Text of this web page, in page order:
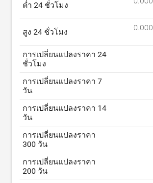
ต่ำ 24 ชั่วโมง
สูง 24 ชั่วโมง
การเปลี่ยนแปลงราคา 24
ชั่วโมง
การเปลี่ยนแปลงราคา 7
วัน
การเปลี่ยนแปลงราคา 14
วัน
การเปลี่ยนแปลงราคา
300 วัน
การเปลี่ยนแปลงราคา
200 วัน